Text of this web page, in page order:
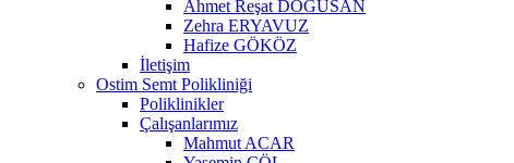
Ahmet Reşat DOĞUSAN
Zehra ERYAVUZ
Hafize GÖKÖZ
İletişim
Ostim Semt Polikliniği
Poliklinikler
Çalışanlarımız
Mahmut ACAR